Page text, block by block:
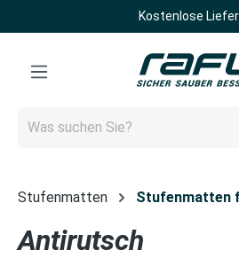
Zum Hauptinhalt springenKostenlose
Stufenmatten Stufenmatten
Antirutsch